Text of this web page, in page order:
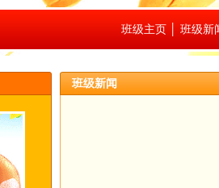
班级主页 班级新
班级新闻